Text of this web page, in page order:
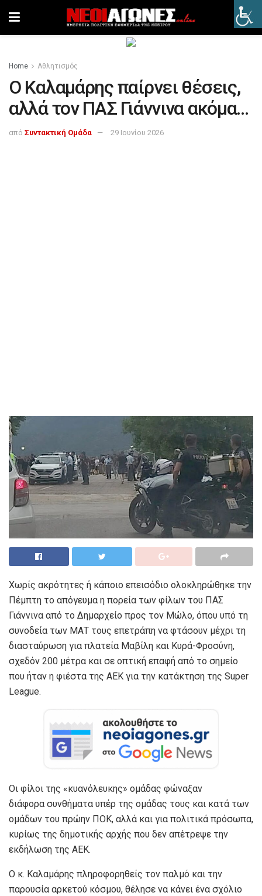
Home Αθλητισμός
Ο Καλαμάρης παίρνει θέσεις,
αλλά τον ΠΑΣ Γιάννινα ακόμα…
από Συντακτική Ομάδα 29 Ιουνίου 2026
Χωρίς ακρότητες ή κάποιο επεισόδιο ολοκληρώθηκε την
Πέμπτη το απόγευμα η πορεία των φίλων του ΠΑΣ
Γιάννινα από το Δημαρχείο προς τον Μώλο, όπου υπό τη
συνοδεία των ΜΑΤ τους επετράπη να φτάσουν μέχρι τη
διασταύρωση για πλατεία Μαβίλη και Κυρά-Φροσύνη,
σχεδόν 200 μέτρα και σε οπτική επαφή από το σημείο
που ήταν η φιέστα της ΑΕΚ για την κατάκτηση της Super
League.
Οι φίλοι της «κυανόλευκης» ομάδας φώναξαν
διάφορα συνθήματα υπέρ της ομάδας τους και κατά των
ομάδων του πρώην ΠΟΚ, αλλά και για πολιτικά πρόσωπα,
κυρίως της δημοτικής αρχής που δεν απέτρεψε την
εκδήλωση της ΑΕΚ.
Ο κ. Καλαμάρης πληροφορηθείς τον παλμό και την
παρουσία αρκετού κόσμου, θέλησε να κάνει ένα σχόλιο